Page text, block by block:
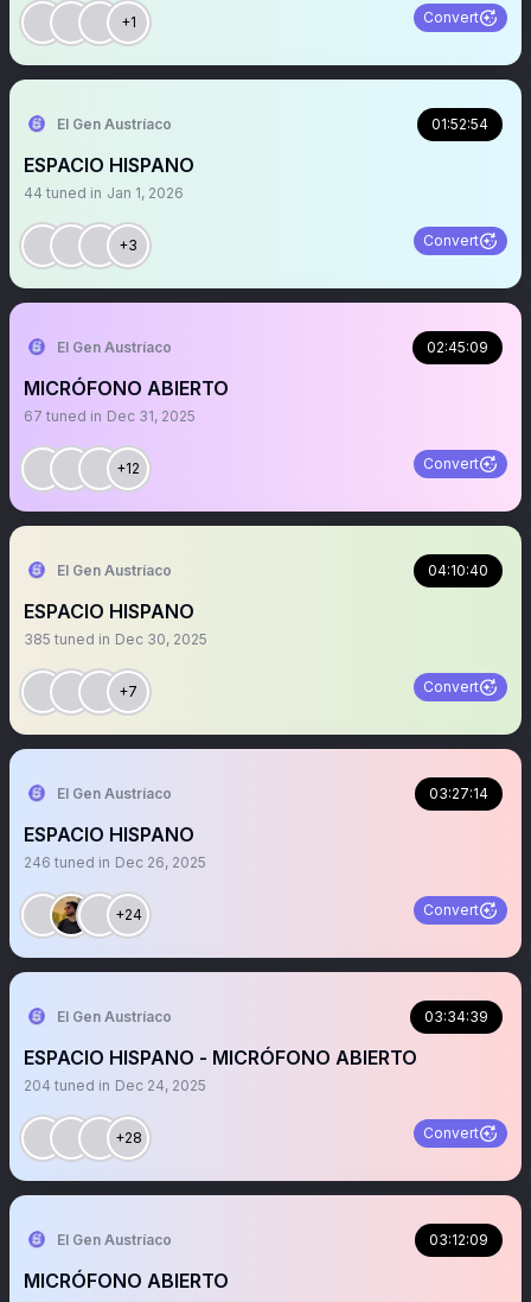
+1 Convert
El Gen Austríaco 01:52:54
ESPACIO HISPANO
44 tuned in Jan 1, 2026
+3 Convert
El Gen Austríaco 02:45:09
MICRÓFONO ABIERTO
67 tuned in Dec 31, 2025
+12 Convert
El Gen Austríaco 04:10:40
ESPACIO HISPANO
385 tuned in Dec 30, 2025
+7 Convert
El Gen Austríaco 03:27:14
ESPACIO HISPANO
246 tuned in Dec 26, 2025
+24 Convert
El Gen Austríaco 03:34:39
ESPACIO HISPANO - MICRÓFONO ABIERTO
204 tuned in Dec 24, 2025
+28 Convert
El Gen Austríaco 03:12:09
MICRÓFONO ABIERTO